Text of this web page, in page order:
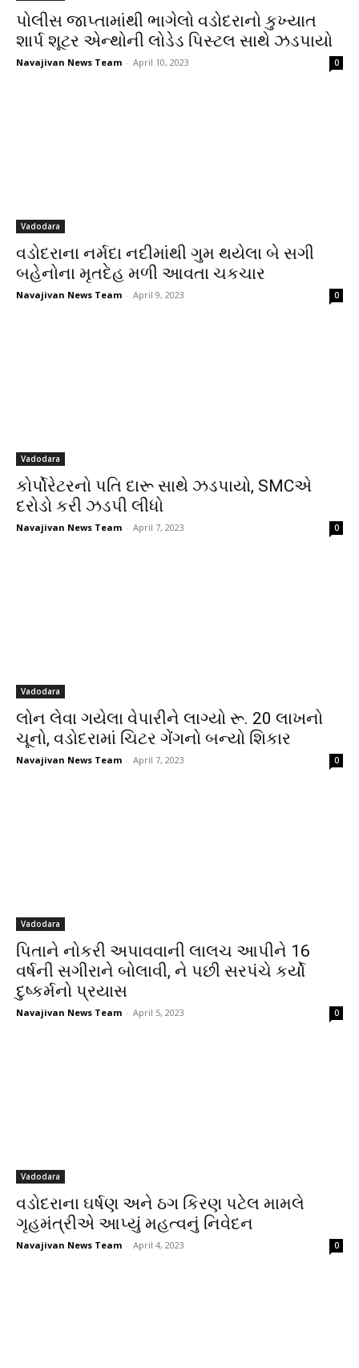
પોલીસ જાપ્તામાંથી ભાગેલો વડોદરાનો કુખ્યાત
શાર્પ શૂટર એન્થોની લોડેડ પિસ્ટલ સાથે ઝડપાયો
Navajivan News Team - April 10, 2023 0
Vadodara
વડોદરાના નર્મદા નદીમાંથી ગુમ થયેલા બે સગી
બહેનોના મૃતદેહ મળી આવતા ચકચાર
Navajivan News Team - April 9, 2023 0
Vadodara
કોર્પોરેટરનો પતિ દારૂ સાથે ઝડપાયો, SMCએ
દરોડો કરી ઝડપી લીધો
Navajivan News Team - April 7, 2023 0
Vadodara
લોન લેવા ગયેલા વેપારીને લાગ્યો રૂ. 20 લાખનો
ચૂનો, વડોદરામાં ચિટર ગેંગનો બન્યો શિકાર
Navajivan News Team - April 7, 2023 0
Vadodara
પિતાને નોકરી અપાવવાની લાલચ આપીને 16
વર્ષની સગીરાને બોલાવી, ને પછી સરપંચે કર્યો
દુષ્કર્મનો પ્રયાસ
Navajivan News Team - April 5, 2023 0
Vadodara
વડોદરાના ઘર્ષણ અને ઠગ કિરણ પટેલ મામલે
ગૃહમંત્રીએ આપ્યું મહત્વનું નિવેદન
Navajivan News Team - April 4, 2023 0